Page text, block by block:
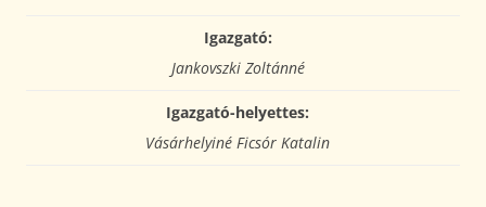
Igazgató:
Jankovszki Zoltánné
Igazgató-helyettes:
Vásárhelyiné Ficsór Katalin